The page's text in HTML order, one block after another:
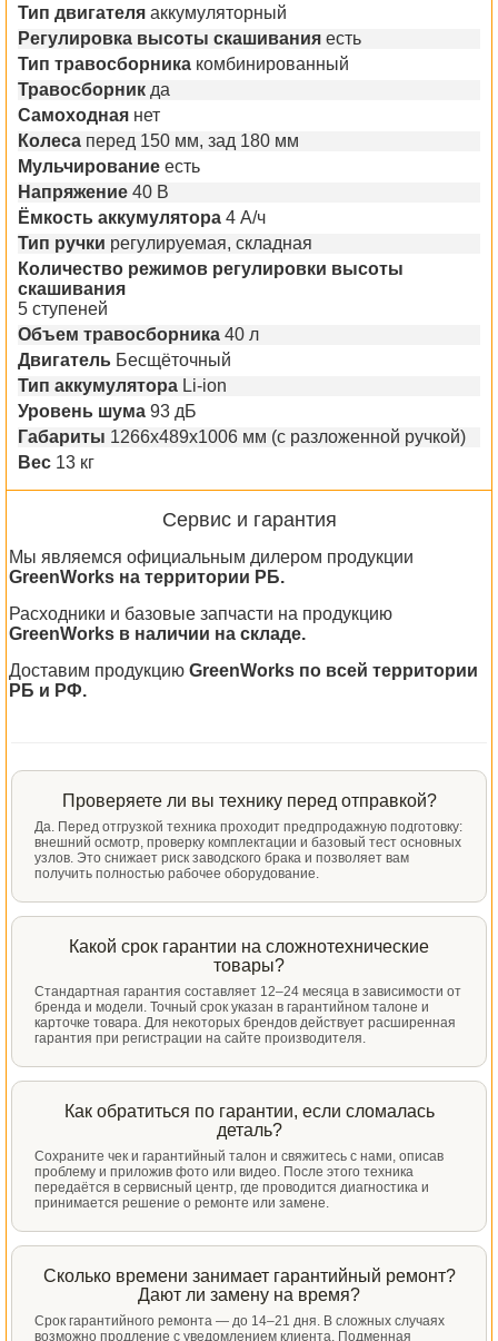
Тип двигателя аккумуляторный
Регулировка высоты скашивания есть
Тип травосборника комбинированный
Травосборник да
Самоходная нет
Колеса перед 150 мм, зад 180 мм
Мульчирование есть
Напряжение 40 В
Ёмкость аккумулятора 4 А/ч
Тип ручки регулируемая, складная
Количество режимов регулировки высоты
скашивания
5 ступеней
Объем травосборника 40 л
Двигатель Бесщёточный
Тип аккумулятора Li-ion
Уровень шума 93 дБ
Габариты 1266х489х1006 мм (с разложенной ручкой)
Вес 13 кг
Сервис и гарантия
Мы являемся официальным дилером продукции
GreenWorks на территории РБ.
Расходники и базовые запчасти на продукцию
GreenWorks в наличии на складе.
Доставим продукцию GreenWorks по всей территории
РБ и РФ.
Проверяете ли вы технику перед отправкой?
Да. Перед отгрузкой техника проходит предпродажную подготовку:
внешний осмотр, проверку комплектации и базовый тест основных
узлов. Это снижает риск заводского брака и позволяет вам
получить полностью рабочее оборудование.
Какой срок гарантии на сложнотехнические
товары?
Стандартная гарантия составляет 12–24 месяца в зависимости от
бренда и модели. Точный срок указан в гарантийном талоне и
карточке товара. Для некоторых брендов действует расширенная
гарантия при регистрации на сайте производителя.
Как обратиться по гарантии, если сломалась
деталь?
Сохраните чек и гарантийный талон и свяжитесь с нами, описав
проблему и приложив фото или видео. После этого техника
передаётся в сервисный центр, где проводится диагностика и
принимается решение о ремонте или замене.
Сколько времени занимает гарантийный ремонт?
Дают ли замену на время?
Срок гарантийного ремонта — до 14–21 дня. В сложных случаях
возможно продление с уведомлением клиента. Подменная